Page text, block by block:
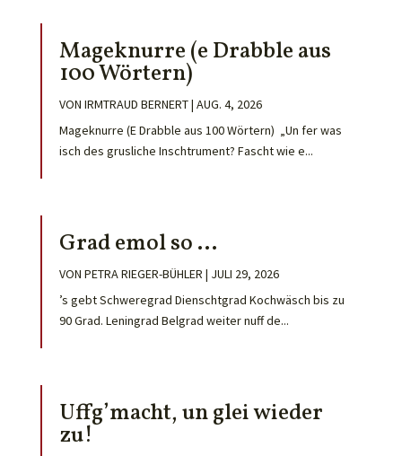
Mageknurre (e Drabble aus
100 Wörtern)
VON IRMTRAUD BERNERT| AUG. 4, 2026
Mageknurre (E Drabble aus 100 Wörtern) „Un fer was
isch des grusliche Inschtrument? Fascht wie e...
Grad emol so …
VON PETRA RIEGER-BÜHLER | JULI 29, 2026
’s gebt Schweregrad Dienschtgrad Kochwäsch bis zu
90 Grad. Leningrad Belgrad weiter nuff de...
Uffg’macht, un glei wieder
zu!